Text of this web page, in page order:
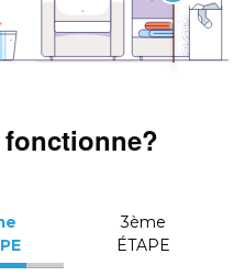
fonctionne?
3ème
ÉTAPE